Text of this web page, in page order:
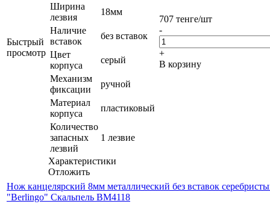
Быстрый
просмотр
Ширина
лезвия
18мм
Наличие
вставок
без вставок
Цвет
корпуса
серый
Механизм
фиксации
ручной
Материал
корпуса
пластиковый
Количество
запасных
лезвий
1 лезвие
Характеристики
Отложить
707 тенге/шт
-
+
В корзину
Нож канцелярский 8мм металлический без вставок
"Berlingo" Скальпель BM4118